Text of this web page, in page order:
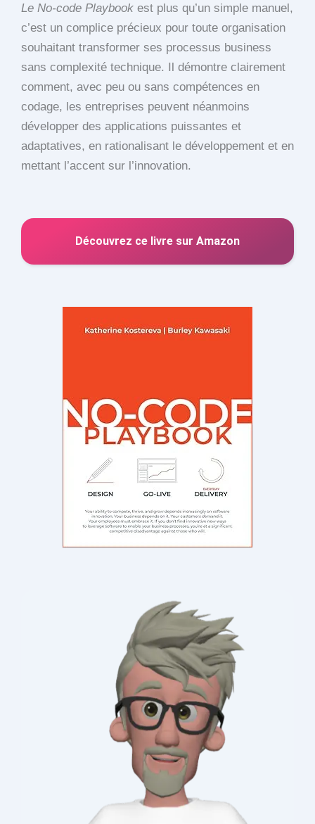
Le No-code Playbook est plus qu’un simple manuel,
c’est un complice précieux pour toute organisation
souhaitant transformer ses processus business
sans complexité technique. Il démontre clairement
comment, avec peu ou sans compétences en
codage, les entreprises peuvent néanmoins
développer des applications puissantes et
adaptatives, en rationalisant le développement et en
mettant l’accent sur l’innovation.
Découvrez ce livre sur Amazon